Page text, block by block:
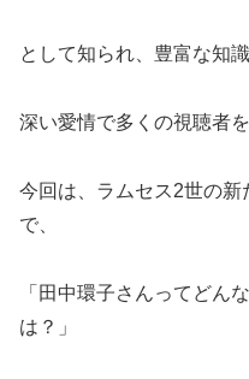
として知られ、豊富な知
深い愛情で多くの視聴者
今回は、ラムセス2世の新
で、
「田中環子さんってどん
は？」